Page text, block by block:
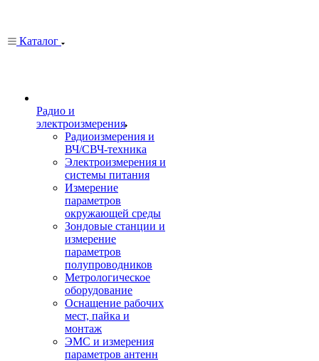
Каталог
Радио и
электроизмерения
Радиоизмерения и
ВЧ/СВЧ-техника
Электроизмерения и
системы питания
Измерение
параметров
окружающей среды
Зондовые станции и
измерение
параметров
полупроводников
Метрологическое
оборудование
Оснащение рабочих
мест, пайка и
монтаж
ЭМС и измерения
параметров антенн